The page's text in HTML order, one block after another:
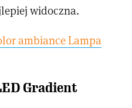
widoczna.
ambiance Lampa
Gradient